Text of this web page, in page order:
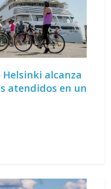
alcanza
atendidos en un